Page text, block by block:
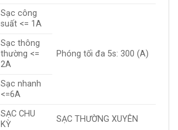
Sạc công
suất <= 1A
Phóng tối đa 5s: 300 (A)
Sạc thông
thường <=
2A
Sạc nhanh
<=6A
SẠC CHU
KỲ
SẠC THƯỜNG XUYÊN